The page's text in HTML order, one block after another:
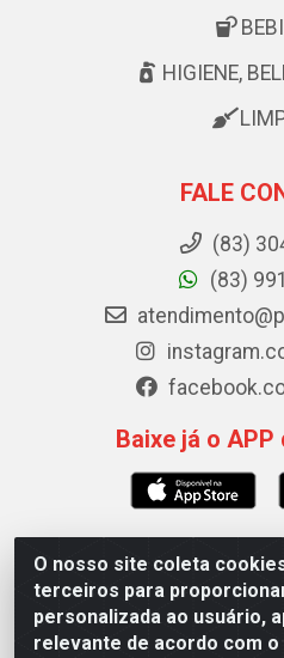
O nosso site coleta
terceiros para
personalizada ao usuário,
relevante de acordo com
HIGIENE,
FALE
(83)
(83)
Baixe já o APP
Polybalas - Rua João Miguel
Ernesto Geisel, João Pessoa/